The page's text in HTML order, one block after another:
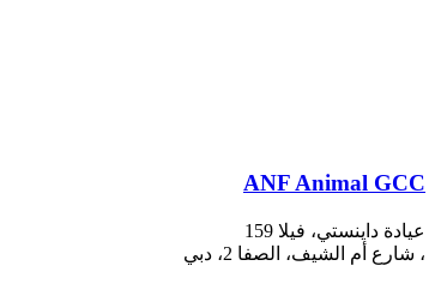
ANF Animal GCC
عيادة داينستي، فيلا 159
، شارع أم الشيف، الصفا 2، دبي